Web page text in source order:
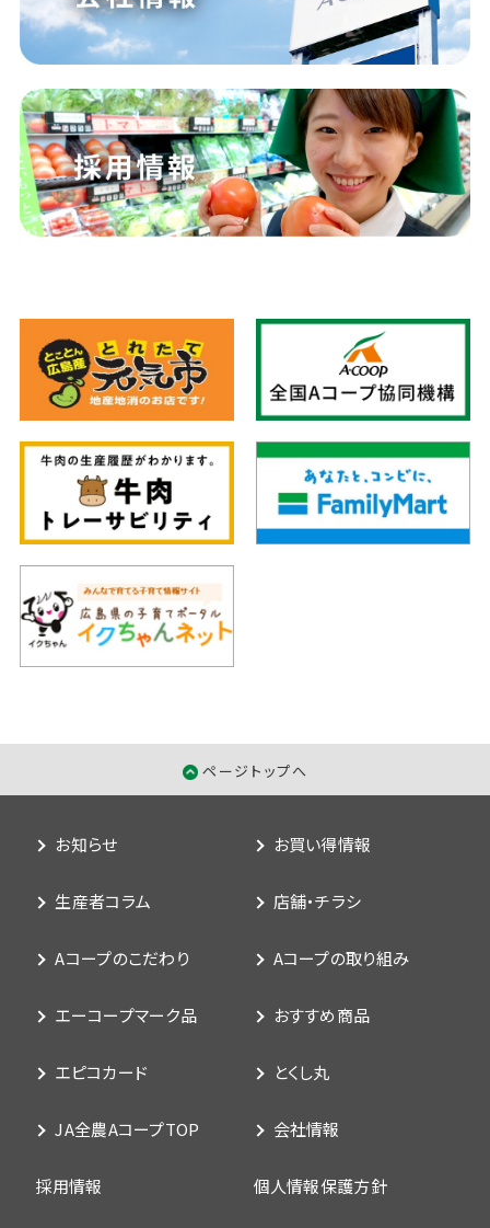
ページトップへ
お知らせ お買い得情報
生産者コラム 店舗・チラシ
Aコープのこだわり Aコープの取り組み
エーコープマーク品 おすすめ商品
エピコカード とくし丸
JA全農AコープTOP 会社情報
採用情報 個人情報保護方針